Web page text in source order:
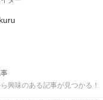
興味のある記事が見つかる！